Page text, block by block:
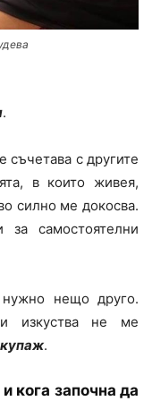
.
съчетава с другите
в които живея,
силно ме докосва.
самостоятелни
нещо друго.
изкуства не ме
.
кога започна да